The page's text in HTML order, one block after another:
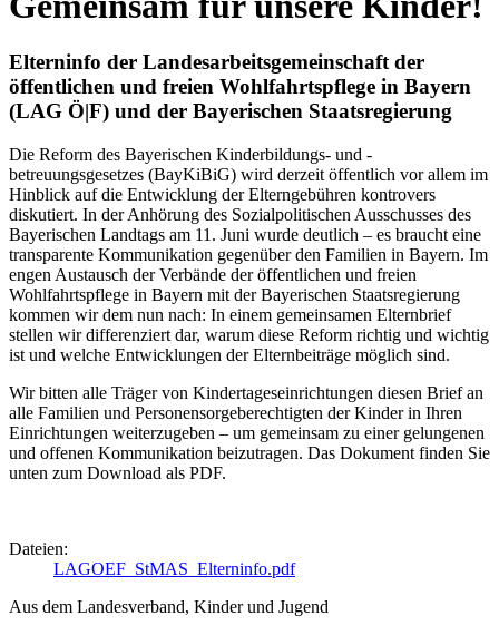
Elterninfo der Landesarbeitsgemeinschaft der
öffentlichen und freien Wohlfahrtspflege in Bayern
(LAG Ö|F) und der Bayerischen Staatsregierung
Die Reform des Bayerischen Kinderbildungs- und -
betreuungsgesetzes (BayKiBiG) wird derzeit öffentlich vor allem im
Hinblick auf die Entwicklung der Elterngebühren kontrovers
diskutiert. In der Anhörung des Sozialpolitischen Ausschusses des
Bayerischen Landtags am 11. Juni wurde deutlich – es braucht eine
transparente Kommunikation gegenüber den Familien in Bayern. Im
engen Austausch der Verbände der öffentlichen und freien
Wohlfahrtspflege in Bayern mit der Bayerischen Staatsregierung
kommen wir dem nun nach: In einem gemeinsamen Elternbrief
stellen wir differenziert dar, warum diese Reform richtig und wichtig
ist und welche Entwicklungen der Elternbeiträge möglich sind.
Wir bitten alle Träger von Kindertageseinrichtungen diesen Brief an
alle Familien und Personensorgeberechtigten der Kinder in Ihren
Einrichtungen weiterzugeben – um gemeinsam zu einer gelungenen
und offenen Kommunikation beizutragen. Das Dokument finden Sie
unten zum Download als PDF.
Dateien:
LAGOEF_StMAS_Elterninfo.pdf
Aus dem Landesverband, Kinder und Jugend